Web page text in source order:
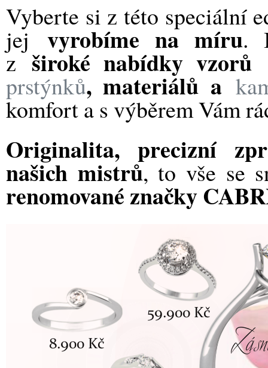
Vyberte si z této speciální
jej vyrobíme na míru.
zširoké nabídky vzorů
prstýnků, materiálů a
komfort a s výběrem Vám
Originalita, precizní
našich mistrů, to vše se
renomované značky